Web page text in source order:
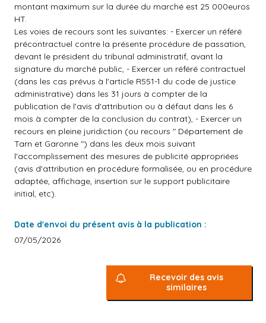
montant maximum sur la durée du marché est 25 000euros
HT.
Les voies de recours sont les suivantes: - Exercer un référé
précontractuel contre la présente procédure de passation,
devant le président du tribunal administratif, avant la
signature du marché public, - Exercer un référé contractuel
(dans les cas prévus à l'article R551-1 du code de justice
administrative) dans les 31 jours à compter de la
publication de l'avis d'attribution ou à défaut dans les 6
mois à compter de la conclusion du contrat), - Exercer un
recours en pleine juridiction (ou recours " Département de
Tarn et Garonne ") dans les deux mois suivant
l'accomplissement des mesures de publicité appropriées
(avis d'attribution en procédure formalisée, ou en procédure
adaptée, affichage, insertion sur le support publicitaire
initial, etc).
Date d'envoi du présent avis à la publication :
07/05/2026
Recevoir des avis
similaires